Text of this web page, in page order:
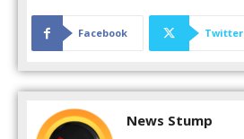
Facebook Twitter
News Stump